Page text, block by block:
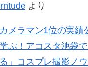
より
カメラマン1位の実
ぶ！アコスタ池袋
」コスプレ撮影ノ